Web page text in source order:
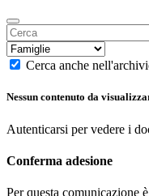
Cerca anche
Nessun contenuto da
Autenticarsi per vedere i
Conferma adesione
Per questa comunicazione